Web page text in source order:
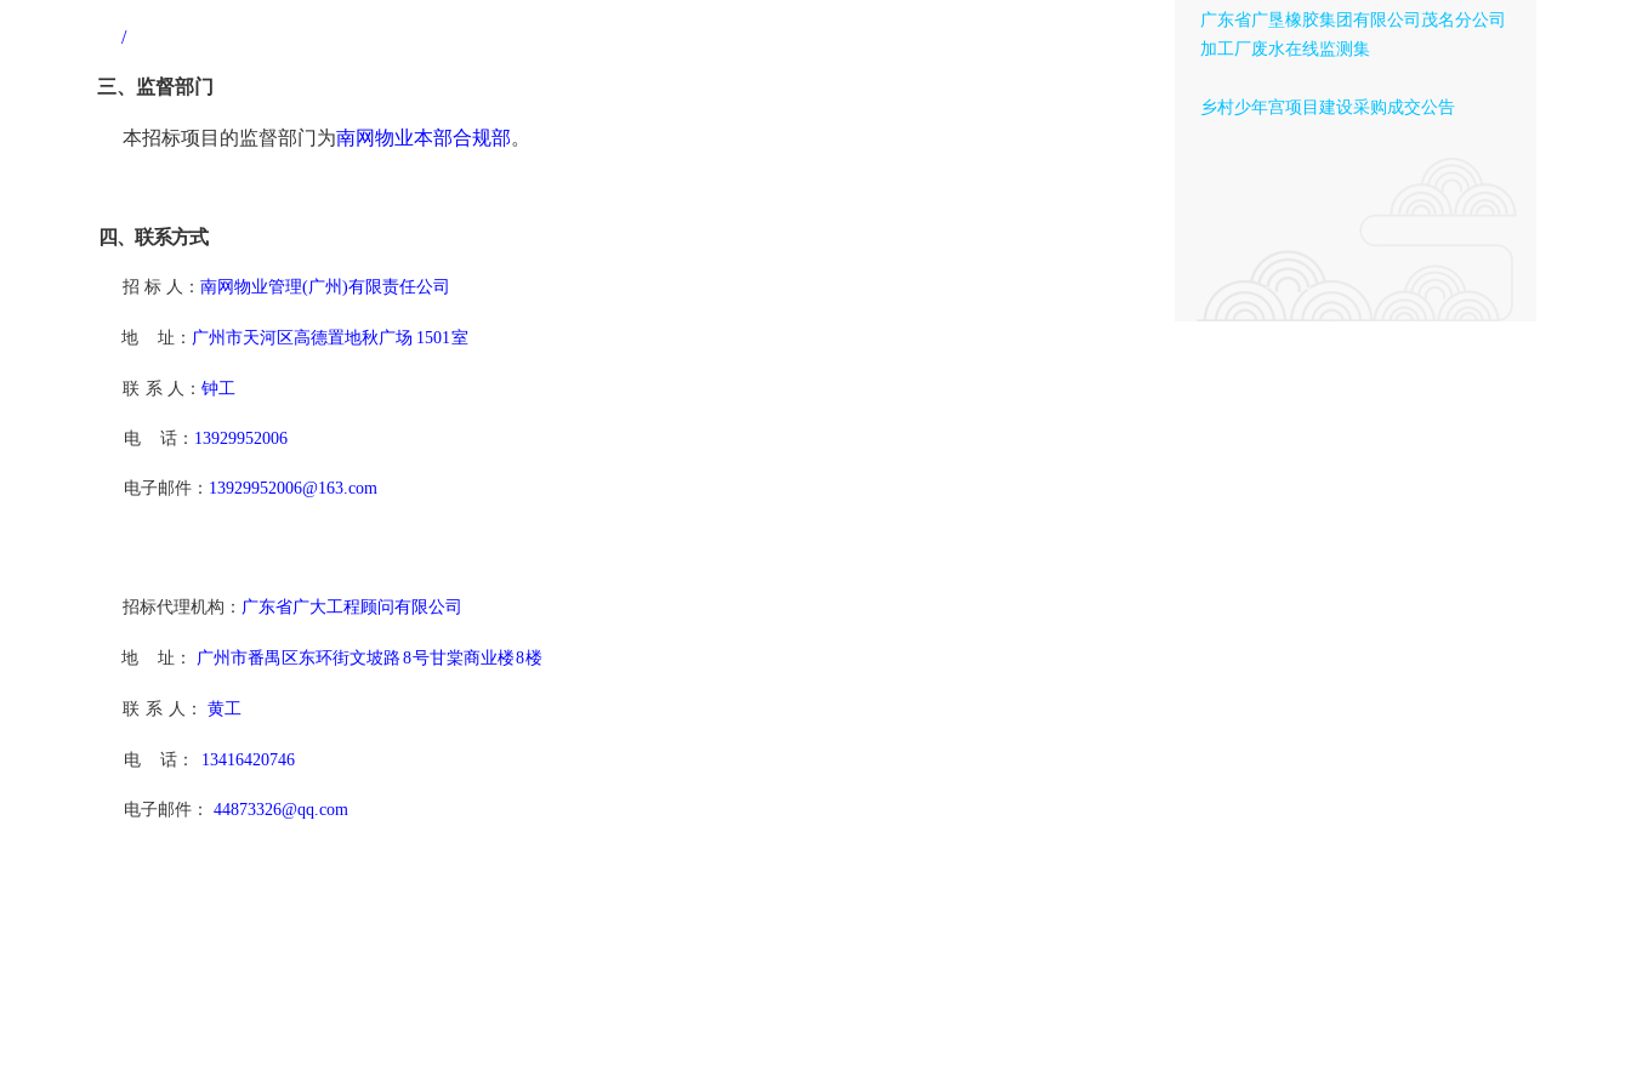
/
三、监督部门
本招标项目的监督部门为南网物业本部合规部。
四、联系方式
招 标 人： 南网物业管理(广州)有限责任公司
地 址： 广州市天河区高德置地秋广场 1501室
联 系 人： 钟工
电 话： 13929952006
电子邮件： 13929952006@163.com
招标代理机构： 广东省广大工程顾问有限公司
地 址： 广州市番禺区东环街文坡路 8号甘棠商业楼8楼
联 系 人： 黄工
电 话： 13416420746
电子邮件： 44873326@qq.com
广东省广垦橡胶集团有限公司茂名分公司
加工厂废水在线监测集
乡村少年宫项目建设采购成交公告